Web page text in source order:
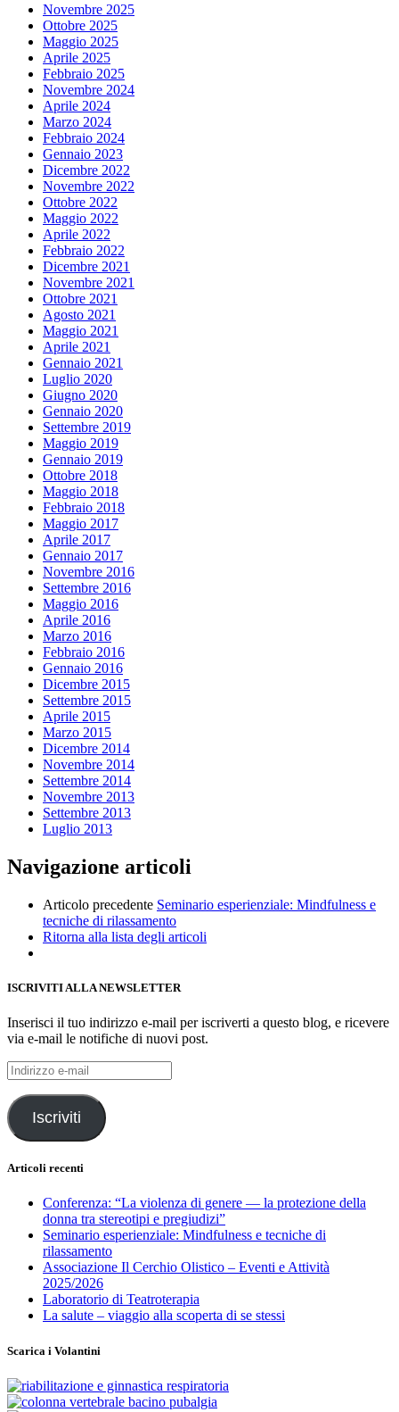
Novembre 2025
Ottobre 2025
Maggio 2025
Aprile 2025
Febbraio 2025
Novembre 2024
Aprile 2024
Marzo 2024
Febbraio 2024
Gennaio 2023
Dicembre 2022
Novembre 2022
Ottobre 2022
Maggio 2022
Aprile 2022
Febbraio 2022
Dicembre 2021
Novembre 2021
Ottobre 2021
Agosto 2021
Maggio 2021
Aprile 2021
Gennaio 2021
Luglio 2020
Giugno 2020
Gennaio 2020
Settembre 2019
Maggio 2019
Gennaio 2019
Ottobre 2018
Maggio 2018
Febbraio 2018
Maggio 2017
Aprile 2017
Gennaio 2017
Novembre 2016
Settembre 2016
Maggio 2016
Aprile 2016
Marzo 2016
Febbraio 2016
Gennaio 2016
Dicembre 2015
Settembre 2015
Aprile 2015
Marzo 2015
Dicembre 2014
Novembre 2014
Settembre 2014
Novembre 2013
Settembre 2013
Luglio 2013
Navigazione articoli
Articolo precedente Seminario esperienziale: Mindfulness e
tecniche di rilassamento
Ritorna alla lista degli articoli
ISCRIVITI ALLA NEWSLETTER
Inserisci il tuo indirizzo e-mail per iscriverti a questo blog, e ricevere
via e-mail le notifiche di nuovi post.
Indirizzo
e-
mail
Iscriviti
Articoli recenti
Conferenza: “La violenza di genere — la protezione della
donna tra stereotipi e pregiudizi”
Seminario esperienziale: Mindfulness e tecniche di
rilassamento
Associazione Il Cerchio Olistico – Eventi e Attività
2025/2026
Laboratorio di Teatroterapia
La salute – viaggio alla scoperta di se stessi
Scarica i Volantini